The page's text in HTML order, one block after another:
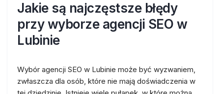
Jakie są najczęstsze błędy
przy wyborze agencji SEO w
Lubinie
Wybór agencji SEO w Lubinie może być wyzwaniem,
zwłaszcza dla osób, które nie mają doświadczenia w